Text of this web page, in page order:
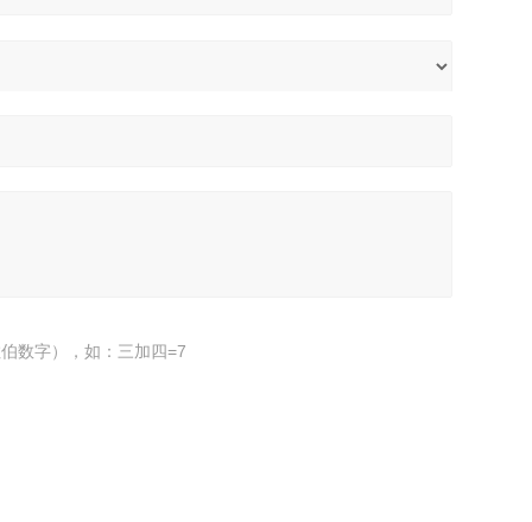
数字），如：三加四=7